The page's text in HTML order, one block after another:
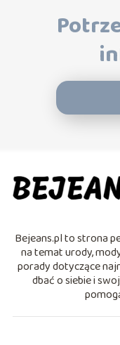
Bejeans.pl to strona
na temat urody,
porady dotyczące
dbać o siebie i